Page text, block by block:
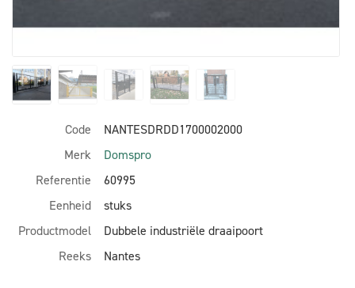
Code
NANTESDRDD1700002000
Merk
Domspro
Referentie
60995
Eenheid
stuks
Productmodel
Dubbele industriële draaipoort
Reeks
Nantes